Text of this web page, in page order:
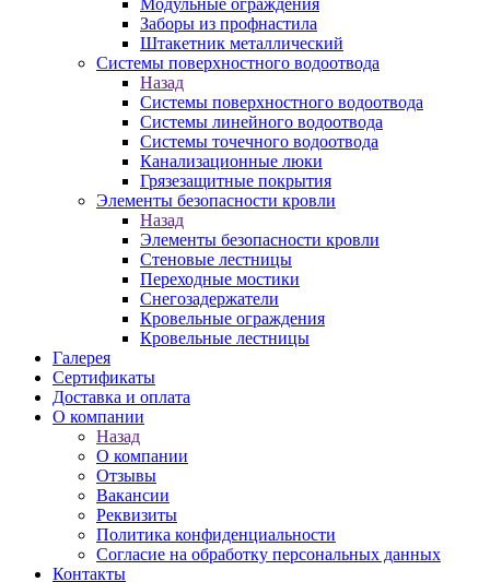
Модульные ограждения
Заборы из профнастила
Штакетник металлический
Системы поверхностного водоотвода
Назад
Системы поверхностного водоотвода
Системы линейного водоотвода
Системы точечного водоотвода
Канализационные люки
Грязезащитные покрытия
Элементы безопасности кровли
Назад
Элементы безопасности кровли
Стеновые лестницы
Переходные мостики
Снегозадержатели
Кровельные ограждения
Кровельные лестницы
Галерея
Сертификаты
Доставка и оплата
О компании
Назад
О компании
Отзывы
Вакансии
Реквизиты
Политика конфиденциальности
Согласие на обработку персональных данных
Контакты